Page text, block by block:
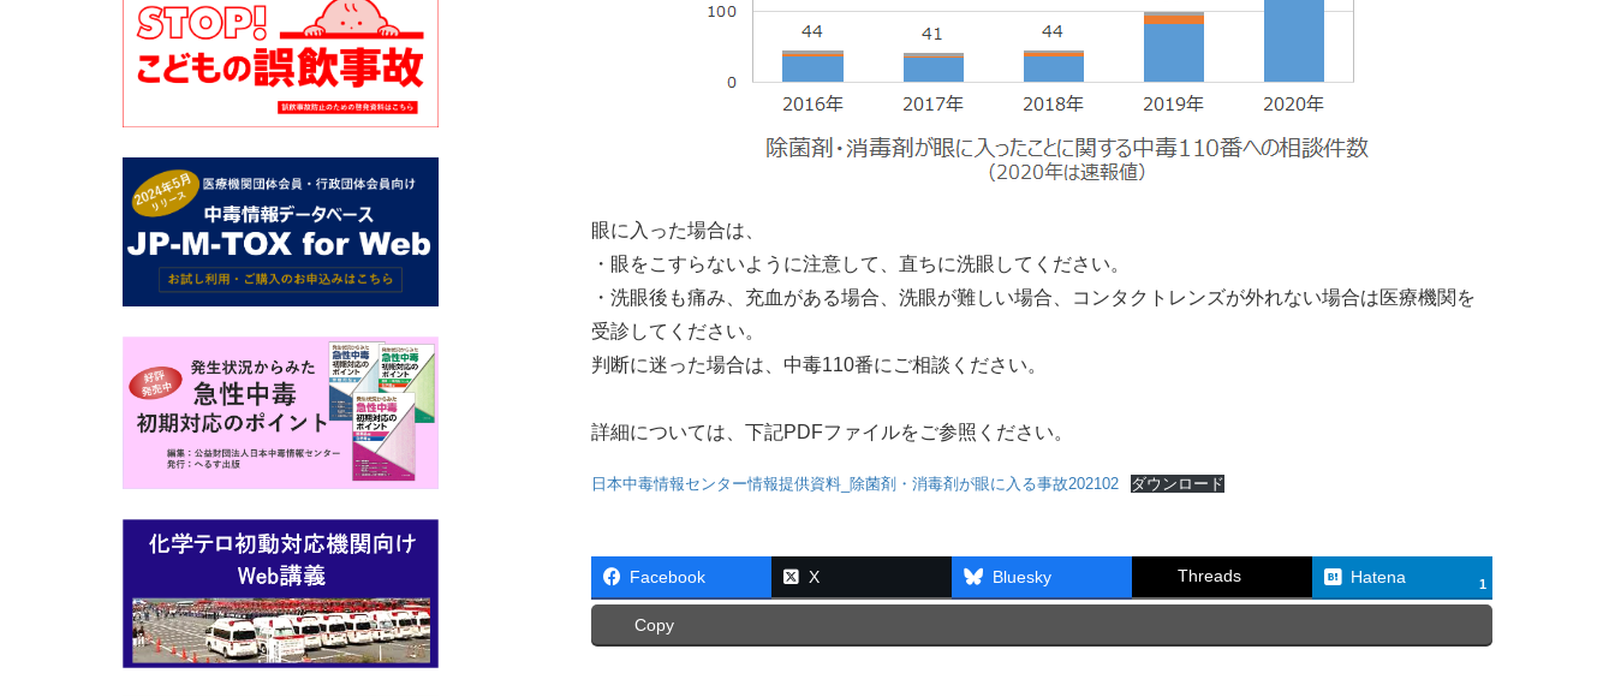
眼に入った場合は、
・眼をこすらないように注意して、直ちに洗眼してください。
・洗眼後も痛み、充血がある場合、洗眼が難しい場合、コンタクトレンズが外れない場合は医療機関を
受診してください。
判断に迷った場合は、中毒110番にご相談ください。
詳細については、下記PDFファイルをご参照ください。
日本中毒情報センター情報提供資料_除菌剤・消毒剤が眼に入る事故202102 ダウンロード
Facebook X Bluesky Threads Hatena 1
Copy